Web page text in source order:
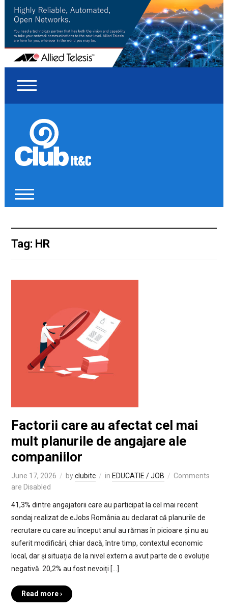
Tag: HR
Factorii care au afectat cel mai
mult planurile de angajare ale
companiilor
June 17, 2026 byclubitc in EDUCATIE / JOB
Comments
are Disabled
41,3% dintre angajatorii care au participat la cel mai recent
sondaj realizat de eJobs România au declarat că planurile de
recrutare cu care au început anul au rămas în picioare și nu au
suferit modificări, chiar dacă, între timp, contextul economic
local, dar și situația de la nivel extern a avut parte de o evoluție
negativă. 20,2% au fost nevoiți […]
Read more ›